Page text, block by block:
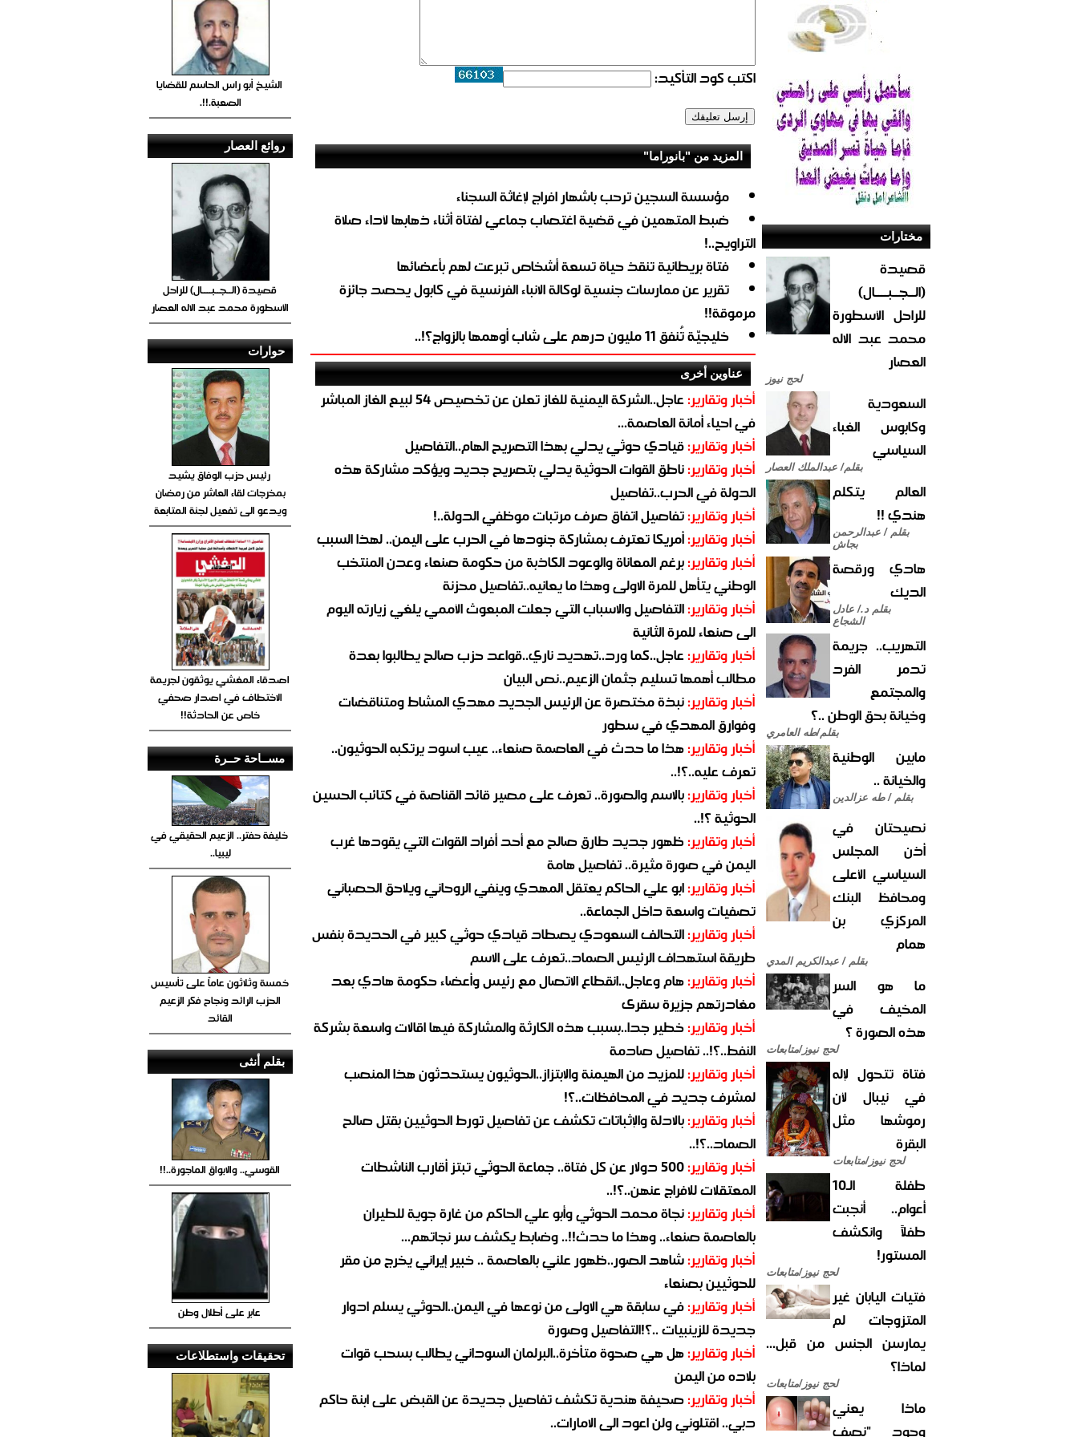
مختارات
قصيدة
(الــجــبــــال)
للراحل الأسطورة
محمد عبد الاله
العصار
لحج نيوز
السعودية
وكابوس الغباء
السياسي
بقلم/ عبدالملك العصار
العالم يتكلم
هندي !!
بقلم / عبدالرحمن
بجاش
هادي ورقصة
الديك
بقلم د./ عادل
الشجاع
التهريب.. جريمة
تدمر الفرد
والمجتمع
وخيانة بحق الوطن ..؟
بقلم/طه العامري
مابين الوطنية
والخيانة ..
بقلم / طه عزالدين
نصيحتان في
أذن المجلس
السياسي الأعلى
ومحافظ البنك
المركزي بن
همام
بقلم / عبدالكريم المدي
ما هو السر
المخيف في
هذه الصورة ؟
لحج نيوز/متابعات
فتاة تتحول لإله
في نيبال لأن
رموشها مثل
البقرة
لحج نيوز/متابعات
طفلة الـ10
أعوام.. أنجبت
طفلاً وانكشف
المستور!
لحج نيوز/متابعات
فتيات اليابان غير
المتزوجات لم
يمارسن الجنس من قبل...
لماذا؟
لحج نيوز/متابعات
ماذا يعني
وجود "نصف
اكتب كود التأكيد:
المزيد من "بانوراما"
مؤسسة السجين ترحب باشهار افراج لإغاثة السجناء
ضبط المتهمين في قضية اغتصاب جماعي لفتاة أثناء ذهابها لأداء صلاة
التراويح..!
فتاة بريطانية تنقذ حياة تسعة أشخاص تبرعت لهم بأعضائها
تقرير عن ممارسات جنسية لوكالة الانباء الفرنسية في كابول يحصد جائزة
مرموقة!!
خليجيّة تُنفق 11 مليون درهم على شاب أوهمها بالزواج؟!..
عناوين أخرى
أخبار وتقارير:
عاجل..الشركة اليمنية للغاز تعلن عن تخصيص 54 لبيع الغاز المباشر
في احياء أمانة العاصمة...
أخبار وتقارير:قيادي حوثي يدلي بهذا التصريح الهام..التفاصيل
أخبار وتقارير:ناطق القوات الحوثية يدلي بتصريح جديد ويؤكد مشاركة هذه
الدولة في الحرب..تفاصيل
أخبار وتقارير:تفاصيل اتفاق صرف مرتبات موظفي الدولة..!
أخبار وتقارير:أمريكا تعترف بمشاركة جنودها في الحرب على اليمن.. لهذا السبب
أخبار وتقارير:برغم المعاناة والوعود الكاذبة من حكومة صنعاء وعدن المنتخب
الوطني يتأهل للمرة الاولى وهذا ما يعانيه..تفاصيل محزنة
أخبار وتقارير:التفاصيل والاسباب التي جعلت المبعوث الأممي يلغي زيارته اليوم
الى صنعاء للمرة الثانية
أخبار وتقارير:عاجل..كما ورد..تهديد ناري..قواعد حزب صالح يطالبوا بعدة
مطالب أهمها تسليم جثمان الزعيم..نص البيان
أخبار وتقارير:نبذة مختصرة عن الرئيس الجديد مهدي المشاط ومتناقضات
وفوارق المهدي في سطور
أخبار وتقارير:هذا ما حدث في العاصمة صنعاء.. عيب اسود يرتكبه الحوثيون..
تعرف عليه..؟!..
أخبار وتقارير:بالاسم والصورة.. تعرف على مصير قائد القناصة في كتائب الحسين
الحوثية ؟!..
أخبار وتقارير:ظهور جديد طارق صالح مع أحد أفراد القوات التي يقودها غرب
اليمن في صورة مثيرة.. تفاصيل هامة
أخبار وتقارير:ابو علي الحاكم يعتقل المهدي وينفي الروحاني ويلاحق الحصباني
تصفيات واسعة داخل الجماعة..
أخبار وتقارير:التحالف السعودي يصطاد قيادي حوثي كبير في الحديدة بنفس
طريقة استهداف الرئيس الصماد..تعرف على الاسم
أخبار وتقارير:هام وعاجل..انقطاع الاتصال مع رئيس وأعضاء حكومة هادي بعد
مغادرتهم جزيرة سقرى
أخبار وتقارير:خطير جدا..بسبب هذه الكارثة والمشاركة فيها اقالات واسعة بشركة
النفط..؟!.. تفاصيل صادمة
أخبار وتقارير:للمزيد من الهيمنة والابتزاز..الحوثيون يستحدثون هذا المنصب
لمشرف جديد في المحافظات..؟!
أخبار وتقارير:بالادلة والإثباتات تكشف عن تفاصيل تورط الحوثيين بقتل صالح
الصماد..؟!..
أخبار وتقارير:
500 دولار عن كل فتاة.. جماعة الحوثي تبتز أقارب الناشطات
المعتقلات للافراج عنهن..؟!..
أخبار وتقارير:نجاة محمد الحوثي وأبو علي الحاكم من غارة جوية للطيران
بالعاصمة صنعاء.. وهذا ما حدث!!.. وضابط يكشف سر نجاتهم...
أخبار وتقارير:شاهد الصور..ظهور علني بالعاصمة .. خبير إيراني يخرج من مقر
للحوثيين بصنعاء
أخبار وتقارير:في سابقة هي الاولى من نوعها في اليمن..الحوثي يسلم ادوار
جديدة للزينبيات ..؟!التفاصيل وصورة
أخبار وتقارير:هل هي صحوة متأخرة..البرلمان السوداني يطالب بسحب قوات
بلاده من اليمن
أخبار وتقارير:صحيفة هندية تكشف تفاصيل جديدة عن القبض على ابنة حاكم
دبي.. اقتلوني ولن اعود الى الامارات..
الشيخ أبو راس الحاسم للقضايا
الصعبة.!!.
روائع العصار
قصيدة (الــجــبــــال) للراحل
الأسطورة محمد عبد الاله العصار
حوارات
رئيس حزب الوفاق يشيد
بمخرجات لقاء العاشر من رمضان
ويدعو الى تفعيل لجنة المتابعة
اصدقاء المغشي يوثقون لجريمة
الاختطاف في اصدار صحفي
خاص عن الحادثة!!
مســاحة حــرة
خليفة حفتر.. الزعيم الحقيقي في
ليبيا..
خمسة وثلاثون عاماً على تأسيس
الحزب الرائد ونجاح فكر الزعيم
القائد
بقلم أنثى
القوسي.. والابواق الماجورة..!!
عابر على أطلال وطن
تحقيقات واستطلاعات